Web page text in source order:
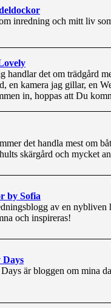
inredning och mitt liv
handlar det om trädgård
en kamera jag gillar, en
in, hoppas att Du
det handla mest om
skärgård och mycket
by Sofia
av en
och inspireras!
Days
är bloggen om mina